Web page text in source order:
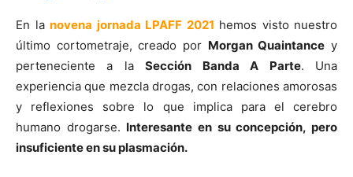
En la novena jornada LPAFF 2021 hemos visto nuestro
último cortometraje, creado por Morgan Quaintance y
perteneciente a laSección Banda A Parte. Una
experiencia que mezcla drogas, con relaciones amorosas
y reflexiones sobre lo que implica para el cerebro
humano drogarse. Interesante en su concepción, pero
insuficiente en su plasmación.